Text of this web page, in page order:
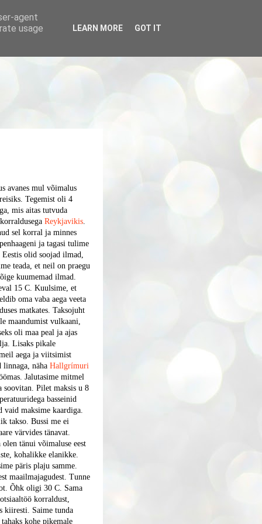
avanes mul võimalus
Tegemist oli 4
mis aitas tutvuda
Reykjavikis.
sel korral ja minnes
ja tagasi tulime
olid soojad ilmad,
teada, et neil on praegu
kuumemad ilmad.
15 C. Kuulsime, et
oma vaba aega veeta
matkates. Taksojuht
maandumist vulkaani,
oli maa peal ja ajas
Lisaks pikale
aega ja viitsimist
näha Hallgrímuri
Jalutasime mitmel
soovitan. Pilet maksis u 8
basseinid
vaid maksime kaardiga.
takso. Bussi me ei
värvides tänavat.
tänui võimaluse eest
kohalikke elanikke.
päris plaju samme.
maailmajagudest. Tunne
Õhk oligi 30 C. Sama
korraldust,
kiiresti. Saime tunda
kohe pikemale
agent
usage
LEARN MORE GOT IT